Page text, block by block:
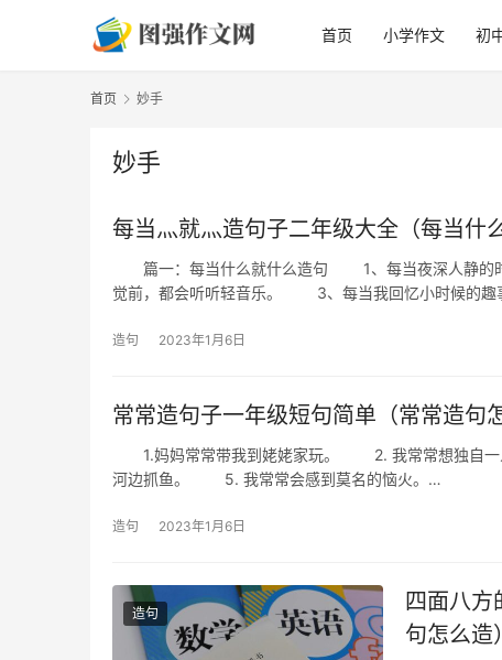
首页 小学作文 初
首页 妙手
妙手
每当灬就灬造句子二年级大全（每当什
篇一：每当什么就什么造句 1、每当夜深人静的
觉前，都会听听轻音乐。 3、每当我回忆小时候的趣
造句 2023年1月6日
常常造句子一年级短句简单（常常造句
1.妈妈常常带我到姥姥家玩。 2. 我常常想独自
河边抓鱼。 5. 我常常会感到莫名的恼火。…
造句 2023年1月6日
造句
四面八
句怎么造）